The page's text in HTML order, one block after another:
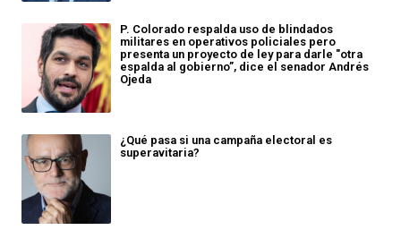
P. Colorado respalda uso de blindados
militares en operativos policiales pero
presenta un proyecto de ley para darle "otra
espalda al gobierno”, dice el senador Andrés
Ojeda
¿Qué pasa si una campaña electoral es
superavitaria?